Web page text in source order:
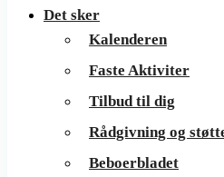
Det sker
Kalenderen
Faste Aktiviter
Tilbud til dig
Rådgivning og
Beboerbladet